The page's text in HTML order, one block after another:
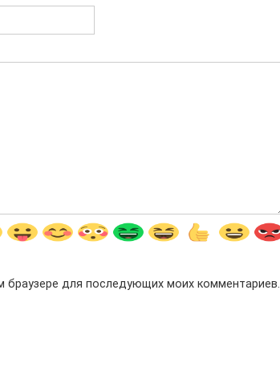
браузере для последующих моих комментариев.